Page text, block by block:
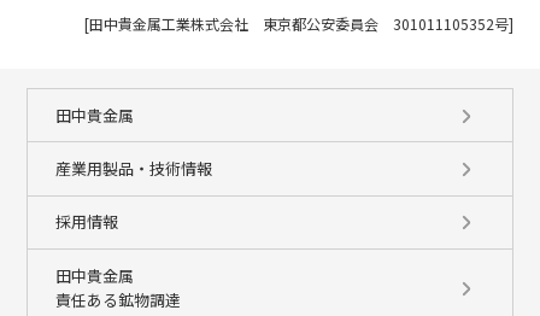
[田中貴金属工業株式会社 東京都公安委員会 301011105352号]
田中貴金属
産業用製品・技術情報
採用情報
田中貴金属
責任ある鉱物調達